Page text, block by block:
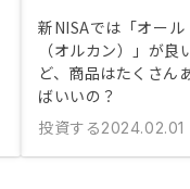
新NISAでは「オー
（オルカン）」が良
ど、商品はたくさ
ばいいの？
投資する2024.02.01